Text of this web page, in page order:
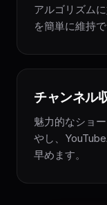
アルゴリズム
を簡単に維持で
チャンネル
魅力的なショ
やし、
早めます。